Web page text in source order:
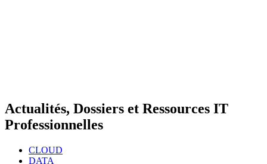
Actualités, Dossiers et Ressources IT
Professionnelles
CLOUD
DATA